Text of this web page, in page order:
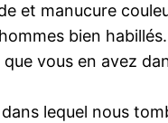
et manucure
bien
vous en avez
lequel nous